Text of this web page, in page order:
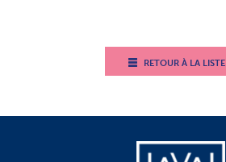
RETOUR À LA LISTE